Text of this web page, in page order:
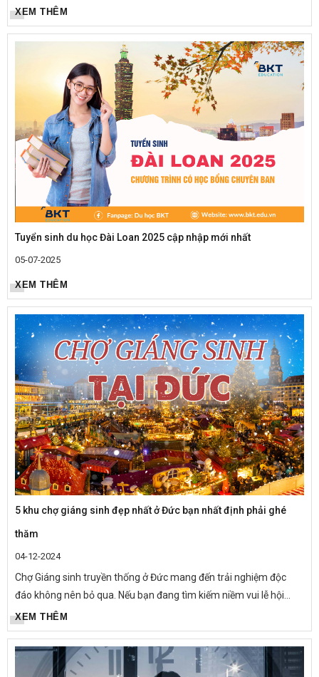
làm – định cư lâu dài. Một trong những yếu tố được quan tâm...
XEM THÊM
Tuyển sinh du học Đài Loan 2025 cập nhập mới nhất
05-07-2025
XEM THÊM
5 khu chợ giáng sinh đẹp nhất ở Đức bạn nhất định phải ghé
thăm
04-12-2024
Chợ Giáng sinh truyền thống ở Đức mang đến trải nghiệm độc
đáo không nên bỏ qua. Nếu bạn đang tìm kiếm niềm vui lễ hội
trong mùa đông thì đừng bỏ qua 5 ngôi chợ giáng sinh tuyệt đẹp...
XEM THÊM